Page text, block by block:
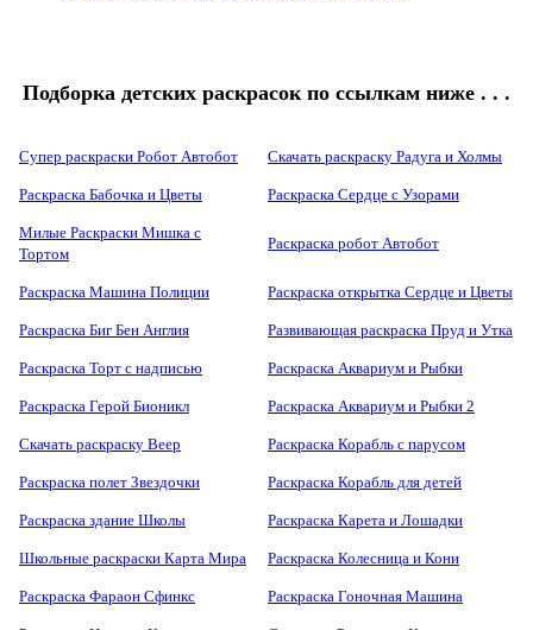
Подборка детских раскрасок по ссылкам ниже . . .
Супер раскраски Робот Автобот Скачать раскраску Радуга и Холмы
Раскраска Бабочка и Цветы Раскраска Сердце с Узорами
Милые Раскраски Мишка с
Тортом
Раскраска робот Автобот
Раскраска Машина Полиции Раскраска открытка Сердце и Цветы
Раскраска Биг Бен Англия Развивающая раскраска Пруд и Утка
Раскраска Торт с надписью Раскраска Аквариум и Рыбки
Раскраска Герой Бионикл Раскраска Аквариум и Рыбки 2
Скачать раскраску Веер Раскраска Корабль с парусом
Раскраска полет Звездочки Раскраска Корабль для детей
Раскраска здание Школы Раскраска Карета и Лошадки
Школьные раскраски Карта Мира Раскраска Колесница и Кони
Раскраска Фараон Сфинкс Раскраска Гоночная Машина